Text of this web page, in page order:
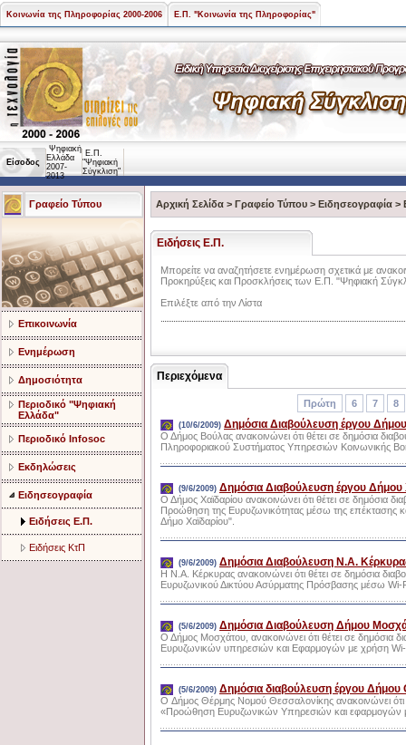
Κοινωνία της Πληροφορίας 2000-2006 Ε.Π. "Κοινωνία της Πληροφορίας"
Είσοδος
Ψηφιακή
Ελλάδα
2007-
2013
Ε.Π.
"Ψηφιακή
Σύγκλιση"
Γραφείο Τύπου
Επικοινωνία
Ενημέρωση
Δημοσιότητα
Περιοδικό "Ψηφιακή
Ελλάδα"
Περιοδικό Infosoc
Εκδηλώσεις
Ειδησεογραφία
Ειδήσεις Ε.Π.
Ειδήσεις ΚτΠ
Αρχική Σελίδα > Γραφείο Τύπου > Ειδησεογραφία >
Ειδήσεις Ε.Π.
Mπορείτε να αναζητήσετε ενημέρωση σχετικά με
Προκηρύξεις και Προσκλήσεις των Ε.Π. "Ψηφιακή
Επιλέξτε από την Λίστα
Περιεχόμενα
Πρώτη 6 7 8
(10/6/2009) Δημόσια Διαβούλευση έργου
Ο Δήμος Βούλας ανακοινώνει ότι θέτει σε δημόσια
Πληροφοριακού Συστήματος Υπηρεσιών Κοινωνικής
(9/6/2009) Δημόσια Διαβούλευση έργου Δήμου
Ο Δήμος Χαϊδαρίου ανακοινώνει ότι θέτει σε δημόσια
Προώθηση της Ευρυζωνικότητας μέσω της επέκτασης
Δήμο Χαϊδαρίου".
(9/6/2009) Δημόσια Διαβούλευση Ν.Α.
Η Ν.Α. Κέρκυρας ανακοινώνει ότι θέτει σε δημόσια
Ευρυζωνικού Δικτύου Ασύρματης Πρόσβασης μέσω
(5/6/2009) Δημόσια Διαβούλευση Δήμου
Ο Δήμος Μοσχάτου, ανακοινώνει ότι θέτει σε
Ευρυζωνικών υπηρεσιών και Εφαρμογών με χρήση
(5/6/2009) Δημόσια διαβούλευση έργου Δήμου
O Δήμος Θέρμης Νομού Θεσσαλονίκης ανακοινώνει ότι
«Προώθηση Ευρυζωνικών Υπηρεσιών και εφαρμογών